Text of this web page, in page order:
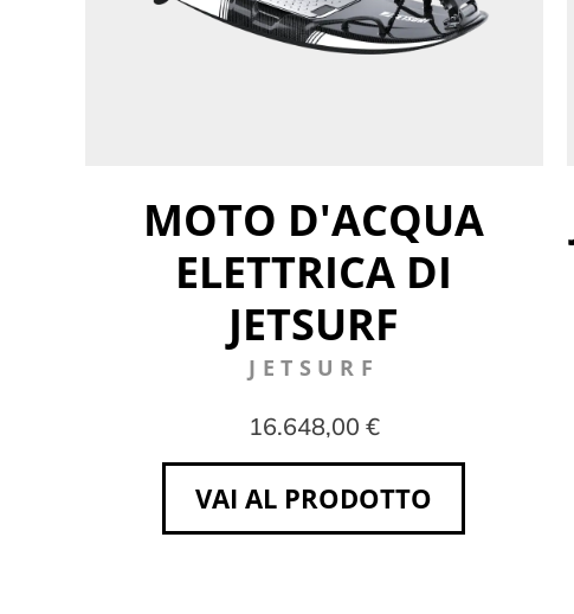
MOTO D'ACQUA
ELETTRICA DI
JETSURF
JETSURF
16.648,00 €
VAI AL PRODOTTO